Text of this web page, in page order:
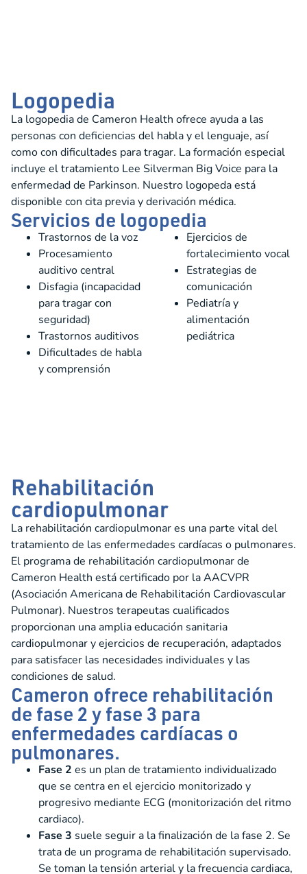
Logopedia
La logopedia de Cameron Health ofrece ayuda a las
personas con deficiencias del habla y el lenguaje, así
como con dificultades para tragar. La formación especial
incluye el tratamiento Lee Silverman Big Voice para la
enfermedad de Parkinson. Nuestro logopeda está
disponible con cita previa y derivación médica.
Servicios de logopedia
Trastornos de la voz
Procesamiento
auditivo central
Disfagia (incapacidad
para tragar con
seguridad)
Trastornos auditivos
Dificultades de habla
y comprensión
Ejercicios de
fortalecimiento vocal
Estrategias de
comunicación
Pediatría y
alimentación
pediátrica
Rehabilitación
cardiopulmonar
La rehabilitación cardiopulmonar es una parte vital del
tratamiento de las enfermedades cardíacas o pulmonares.
El programa de rehabilitación cardiopulmonar de
Cameron Health está certificado por la AACVPR
(Asociación Americana de Rehabilitación Cardiovascular
Pulmonar). Nuestros terapeutas cualificados
proporcionan una amplia educación sanitaria
cardiopulmonar y ejercicios de recuperación, adaptados
para satisfacer las necesidades individuales y las
condiciones de salud.
Cameron ofrece rehabilitación
de fase 2 y fase 3 para
enfermedades cardíacas o
pulmonares.
Fase 2 es un plan de tratamiento individualizado
que se centra en el ejercicio monitorizado y
progresivo mediante ECG (monitorización del ritmo
cardiaco).
Fase 3 suele seguir a la finalización de la fase 2. Se
trata de un programa de rehabilitación supervisado.
Se toman la tensión arterial y la frecuencia cardiaca,